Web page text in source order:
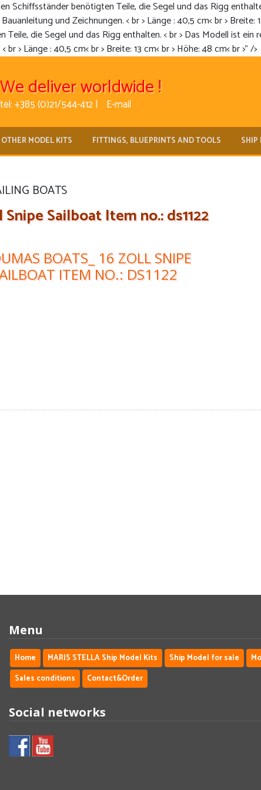
Schiffsständer benötigten Teile, die Segel und das Rigg
und Zeichnungen. < br > Länge : 40,5 cm< br > Breite:
die Segel und das Rigg enthalten. < br > Das Modell ist ein
> Länge : 40,5 cm< br > Breite: 13 cm< br > Höhe: 48 cm< br >" />
We deliver worldwide !
tel: +385 (0)21/544-412 | E-mail
OTHER MODEL KITS FITTINGS, BLUEPRINTS AND TOOLS SHIP
BOATS
Snipe Sailboat Item no.: ds1122
BOATS_ 16 ZOLL SNIPE
ITEM NO.: DS1122
Menu
Home MARIS STELLA Ship Model Kits Ship Model for sale
Sales conditions
Contact&Order
Social networks